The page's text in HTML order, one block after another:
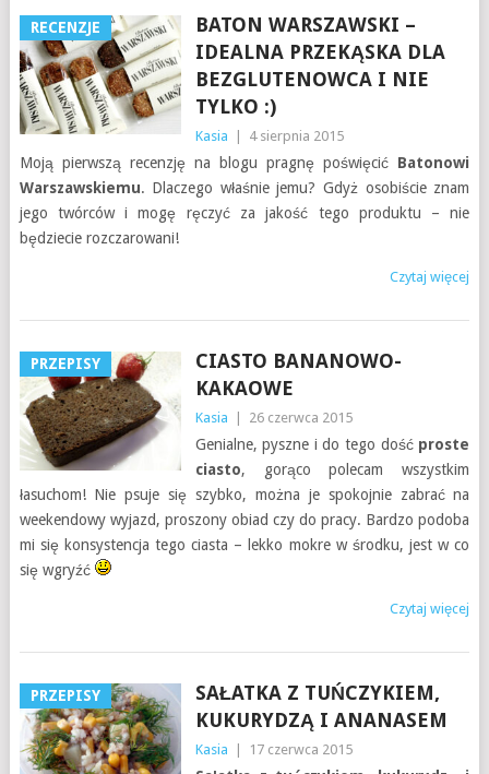
RECENZJE
BATON WARSZAWSKI –
IDEALNA PRZEKĄSKA DLA
BEZGLUTENOWCA I NIE
TYLKO :)
Kasia 4 sierpnia 2015
Moją pierwszą recenzję na blogu pragnę poświęcić Batonowi
Warszawskiemu. Dlaczego właśnie jemu? Gdyż osobiście znam
jego twórców i mogę ręczyć za jakość tego produktu – nie
będziecie rozczarowani!
Czytaj więcej
PRZEPISY
CIASTO BANANOWO-
KAKAOWE
Kasia 26 czerwca 2015
Genialne, pyszne i do tego dość proste
ciasto, gorąco polecam wszystkim
łasuchom! Nie psuje się szybko, można je spokojnie zabrać na
weekendowy wyjazd, proszony obiad czy do pracy. Bardzo podoba
mi się konsystencja tego ciasta – lekko mokre w środku, jest w co
się wgryźć
Czytaj więcej
PRZEPISY
SAŁATKA Z TUŃCZYKIEM,
KUKURYDZĄ I ANANASEM
Kasia 17 czerwca 2015